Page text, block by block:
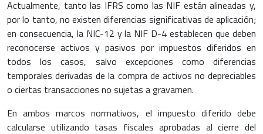
Actualmente, tanto las IFRS como las NIF están alineadas y,
por lo tanto, no existen diferencias significativas de aplicación;
en consecuencia, la NIC-12 y la NIF D-4 establecen que deben
reconocerse activos y pasivos por impuestos diferidos en
todos los casos, salvo excepciones como diferencias
temporales derivadas de la compra de activos no depreciables
o ciertas transacciones no sujetas a gravamen.
En ambos marcos normativos, el impuesto diferido debe
calcularse utilizando tasas fiscales aprobadas al cierre del